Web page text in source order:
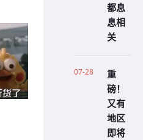
都息
息相
关
07-28
重
磅！
又有
地区
即将